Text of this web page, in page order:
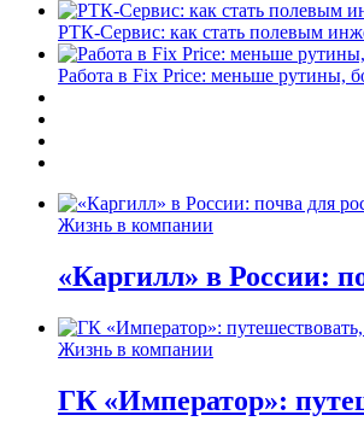
РТК-Сервис: как стать полевым
Работа в Fix Price: меньше рутины,
Жизнь в компании
«Каргилл» в России:
Жизнь в компании
ГК «Император»: